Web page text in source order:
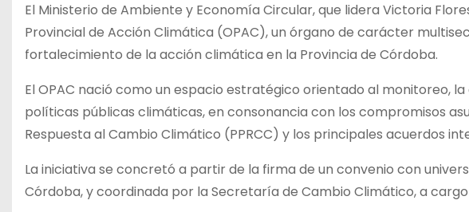
El Ministerio de Ambiente y Economía Circular, que lidera Victoria
Provincial de Acción Climática (OPAC), un órgano de carácter
fortalecimiento de la acción climática en la Provincia de Córdoba.
El OPAC nació como un espacio estratégico orientado al monitoreo,
políticas públicas climáticas, en consonancia con los compromisos
Respuesta al Cambio Climático (PPRCC) y los principales acuerdos
La iniciativa se concretó a partir de la firma de un convenio con
Córdoba, y coordinada por la Secretaría de Cambio Climático, a